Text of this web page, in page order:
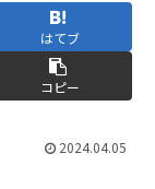
はてブ
コピー
2024.04.05